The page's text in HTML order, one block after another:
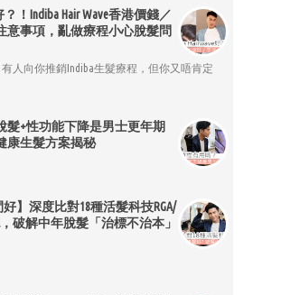
？！Indiba Hair Wave香港價錢／
意事項，亂做療程小心脫髮問
人向你推銷Indiba生髮療程，但你又唔肯定
髮+性功能下降是男士更年期
康生髮方案揭秘
好】深度比對18種活髮科技RGA/
破解中年脫髮「治標不治本」